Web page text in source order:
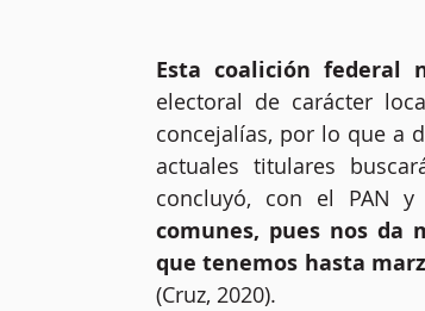
Esta coalición
electoral de carácter
concejalías, por lo que a
actuales titulares
concluyó, con el PAN y
comunes, pues nos da
que tenemos hasta
(Cruz, 2020).